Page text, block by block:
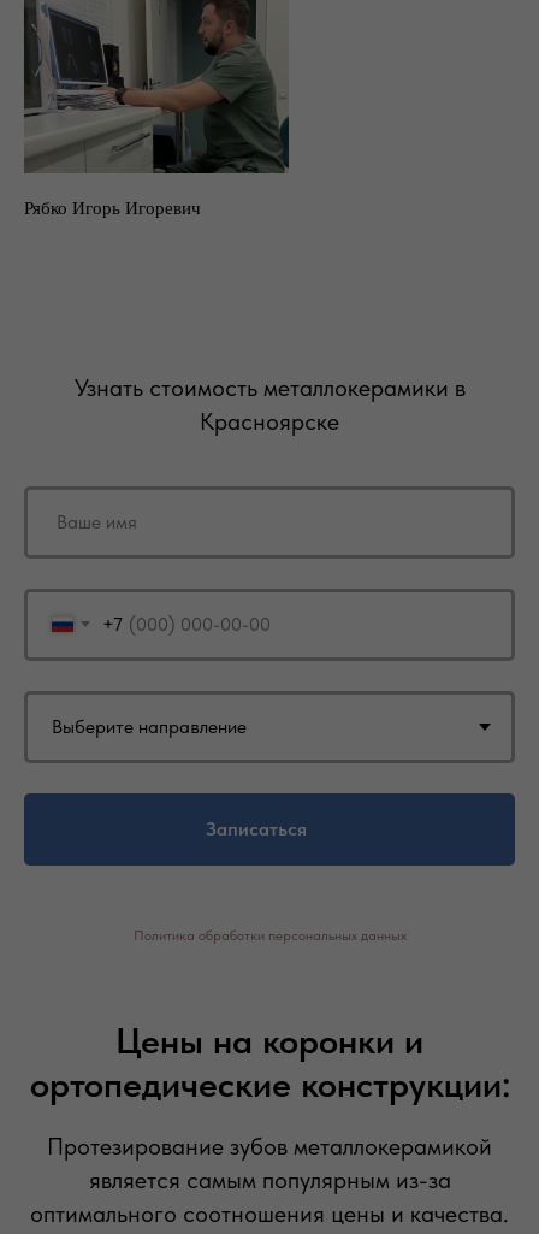
Рябко Игорь Игоревич
Узнать стоимость металлокерамики в
Красноярске
+7
Записаться
Политика обработки персональных данных
Цены на коронки и
ортопедические конструкции:
Протезирование зубов металлокерамикой
является самым популярным из-за
оптимального соотношения цены и качества.